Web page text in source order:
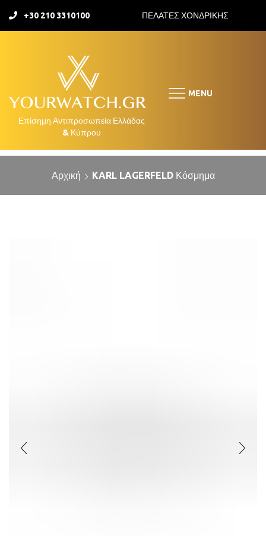
+30 210 3310100 ΠΕΛΑΤΕΣ ΧΟΝΔΡΙΚΗΣ
MENU
Αρχική KARL LAGERFELD Κόσμημα